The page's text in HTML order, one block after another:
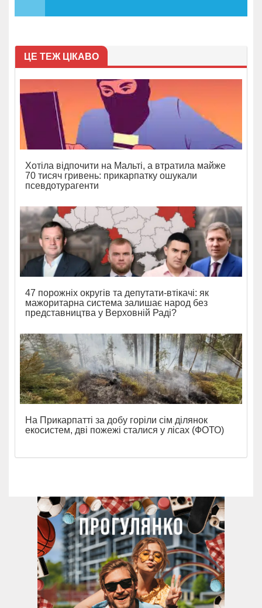
ЦЕ ТЕЖ ЦІКАВО
Хотіла відпочити на Мальті, а втратила майже
70 тисяч гривень: прикарпатку ошукали
псевдотурагенти
47 порожніх округів та депутати-втікачі: як
мажоритарна система залишає народ без
представництва у Верховній Раді?
На Прикарпатті за добу горіли сім ділянок
екосистем, дві пожежі сталися у лісах (ФОТО)